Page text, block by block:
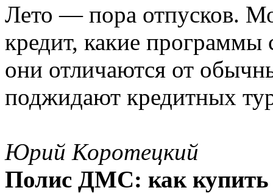
Лето — пора отпусков.
кредит, какие программы
они отличаются от
поджидают кредитных
Юрий Коротецкий
Полис ДМС: как купить